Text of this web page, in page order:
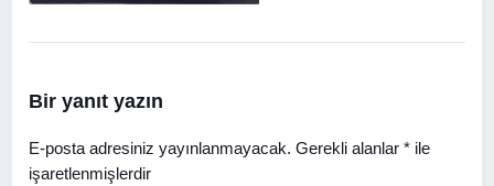
Bir yanıt yazın
E-posta adresiniz yayınlanmayacak. Gerekli alanlar * ile
işaretlenmişlerdir